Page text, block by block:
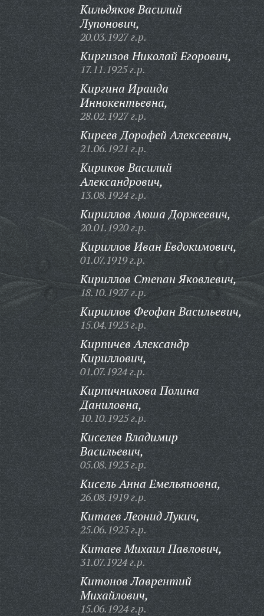
Кильдяков Василий
Лупонович,
20.03.1927 г.р.
Киргизов Николай Егорович,
17.11.1925 г.р.
Киргина Ираида
Иннокентьевна,
28.02.1927 г.р.
Киреев Дорофей Алексеевич,
21.06.1921 г.р.
Кириков Василий
Александрович,
13.08.1924 г.р.
Кириллов Аюша Доржеевич,
20.01.1920 г.р.
Кириллов Иван Евдокимович,
01.07.1919 г.р.
Кириллов Степан Яковлевич,
18.10.1927 г.р.
Кириллов Феофан Васильевич,
15.04.1923 г.р.
Кирпичев Александр
Кириллович,
01.07.1924 г.р.
Кирпичникова Полина
Даниловна,
10.10.1925 г.р.
Киселев Владимир
Васильевич,
05.08.1923 г.р.
Кисель Анна Емельяновна,
26.08.1919 г.р.
Китаев Леонид Лукич,
25.06.1925 г.р.
Китаев Михаил Павлович,
31.07.1924 г.р.
Китонов Лаврентий
Михайлович,
15.06.1924 г.р.